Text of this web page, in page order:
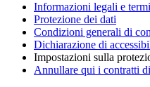
Informazioni legali e
Protezione dei dati
Condizioni generali di
Dichiarazione di
Impostazioni sulla
Annullare qui i contratti